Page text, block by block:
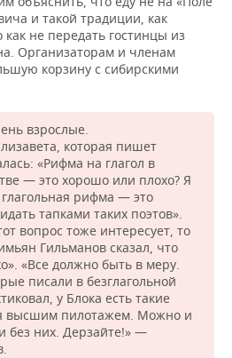
и такой традиции, как
не передать гостинцы из
Организаторам и членам
корзину с сибирскими
взрослые.
которая пишет
«Рифма на глагол в
— это хорошо или плохо? Я
рифма — это
тапками таких поэтов».
вопрос тоже интересует, то
Гильманов сказал, что
«Все должно быть в меру.
писали в безглагольной
у Блока есть такие
высшим пилотажем. Можно и
без них. Дерзайте!» —